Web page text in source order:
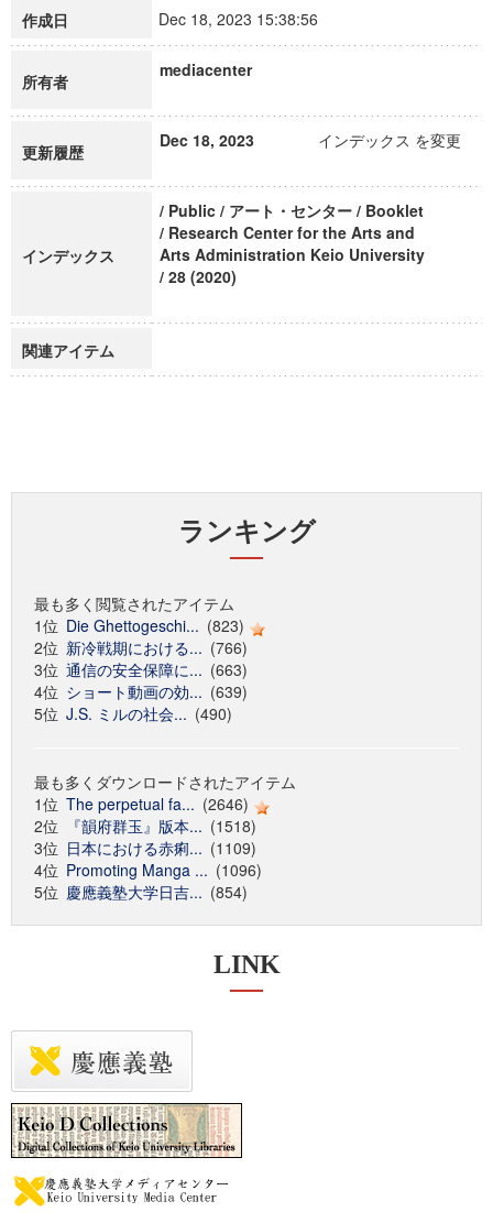
作成日 Dec 18, 2023 15:38:56
所有者
mediacenter
更新履歴
Dec 18, 2023 インデックス を変更
インデックス
/ Public / アート・センター / Booklet
/ Research Center for the Arts and
Arts Administration Keio University
/ 28 (2020)
関連アイテム
ランキング
最も多く閲覧されたアイテム
1位 Die Ghettogeschi... (823)
2位 新冷戦期における... (766)
3位 通信の安全保障に... (663)
4位 ショート動画の効... (639)
5位 J.S. ミルの社会... (490)
最も多くダウンロードされたアイテム
1位 The perpetual fa... (2646)
2位
『韻府群玉』版本... (1518)
3位 日本における赤痢... (1109)
4位 Promoting Manga ... (1096)
5位 慶應義塾大学日吉... (854)
LINK